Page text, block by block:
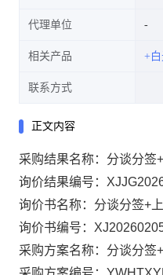
代理单位
相关产品 +
联系方式
正文内容
采购结果名称：分谈分签
询价结果编号：
询价书名称：分谈分签+
询价书编号：
采购方案名称：分谈分签